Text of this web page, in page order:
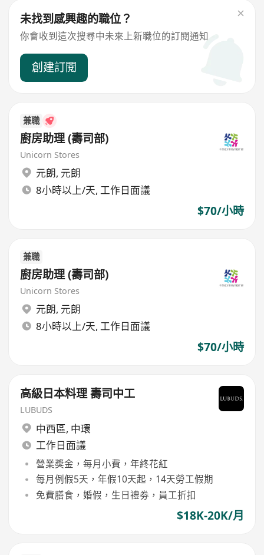
未找到感興趣的職位？
你會收到這次搜尋中未來上新職位的訂閱通知
創建訂閱
兼職
廚房助理 (壽司部)
Unicorn Stores
元朗, 元朗
8小時以上/天, 工作日面議
$70/小時
兼職
廚房助理 (壽司部)
Unicorn Stores
元朗, 元朗
8小時以上/天, 工作日面議
$70/小時
高級日本料理 壽司中工
LUBUDS
中西區, 中環
工作日面議
營業獎金，每月小費，年終花紅
每月例假5天，年假10天起，14天勞工假期
免費膳食，婚假，生日禮劵，員工折扣
$18K-20K/月